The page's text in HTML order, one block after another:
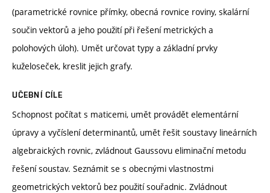
(parametrické rovnice přímky, obecná rovnice roviny, skalární
součin vektorů a jeho použití při řešení metrických a
polohových úloh). Umět určovat typy a základní prvky
kuželoseček, kreslit jejich grafy.
UČEBNÍ CÍLE
Schopnost počítat s maticemi, umět provádět elementární
úpravy a vyčíslení determinantů, umět řešit soustavy lineárních
algebraických rovnic, zvládnout Gaussovu eliminační metodu
řešení soustav. Seznámit se s obecnými vlastnostmi
geometrických vektorů bez použití souřadnic. Zvládnout